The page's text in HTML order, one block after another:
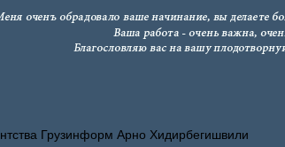
Грузинформ Арно Хидирбегишвили